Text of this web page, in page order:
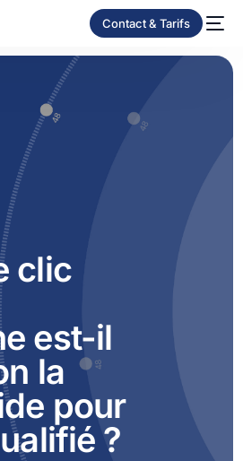
Contact & Tarifs
clic
est-il
la
pour
?